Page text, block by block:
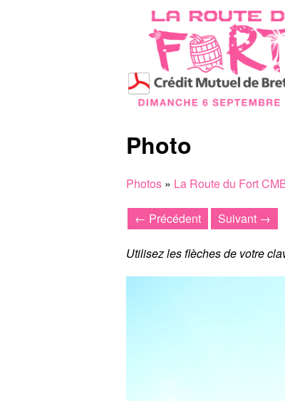
Photo
Photos » La Route du Fort
← Précédent Suivant →
Utilisez les flèches de votre